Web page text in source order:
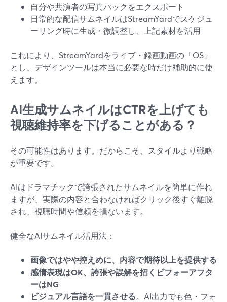
自分や共演者の写真パックをエクスポート
日常的な配信サムネイルはStreamYardでスケジュ
ーリング時に生成・微調整し、上記素材を活用
これにより、StreamYardをライブ・録画動画の「OS」
とし、デザインツールは本当に必要な時だけ補助的に使
えます。
AI生成サムネイルはCTRを上げても
視聴維持率を下げることがある？
その可能性はあります。だからこそ、スタイルより戦略
が重要です。
AIはドラマチックで誇張されたサムネイルを簡単に作れ
ますが、実際の内容と合わなければクリック後すぐ離脱
され、視聴時間や信頼を損ないます。
健全なAIサムネイル活用法：
画像ではやや控えめに、内容で期待以上を提供する
感情表現はOK、誇張や誤解を招くビフォーアフタ
ーはNG
ビジュアル言語を一貫させる。AI出力でも色・フォ